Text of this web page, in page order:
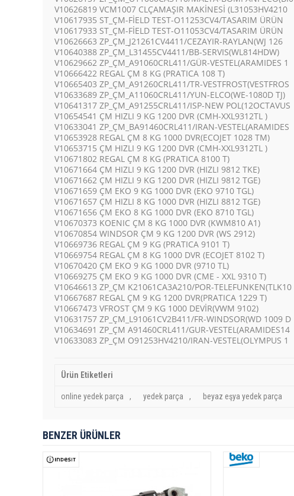
V10626819 VCM1007 CLÇAMAŞIR MAKİNESİ (L31053HV4210
V10617935 ST_ÇM-FİELD TEST-O11253CV4/TASARIM ÜRÜN
V10617933 ST_ÇM-FİELD TEST-O11053CV4/TASARIM ÜRÜN
V10626663 ZP_ÇM_J21261CV4411/CEZAYIR-RAYLAN(WJ 126
V10640388 ZP_ÇM_L31455CV4411/BB-SERVIS(WL814HDW)
V10629662 ZP_ÇM_A91060CRL411/GÜR-VESTEL(ARAMIDES 1
V10666422 REGAL ÇM 8 KG (PRATICA 108 T)
V10665403 ZP_ÇM_A91260CRL411/TR-VESTFROST(VESTFROS
V10633689 ZP_ÇM_A11060CRL411/YUN-ELCO(WE-1080D TJ)
V10641317 ZP_ÇM_A91255CRL411/ISP-NEW POL(12OCTAVUS
V10654541 ÇM HIZLI 9 KG 1200 DVR (CMH-XXL9312TL )
V10633041 ZP_ÇM_BA91460CRL411/IRAN-VESTEL(ARAMIDES
V10653928 REGAL ÇM 8 KG 1000 DVR(ECOJET 1028 TM)
V10653715 ÇM HIZLI 9 KG 1200 DVR (CMH-XXL9312TL )
V10671802 REGAL ÇM 8 KG (PRATICA 8100 T)
V10671664 ÇM HIZLI 9 KG 1200 DVR (HIZLI 9812 TKE)
V10671662 ÇM HIZLI 9 KG 1200 DVR (HIZLI 9812 TGE)
V10671659 ÇM EKO 9 KG 1000 DVR (EKO 9710 TGL)
V10671657 ÇM HIZLI 8 KG 1000 DVR (HIZLI 8812 TGE)
V10671656 ÇM EKO 8 KG 1000 DVR (EKO 8710 TGL)
V10670373 KOENIC ÇM 8 KG 1000 DVR (KWM810 A1)
V10670854 WINDSOR ÇM 9 KG 1200 DVR (WS 2912)
V10669736 REGAL ÇM 9 KG (PRATICA 9101 T)
V10669754 REGAL ÇM 8 KG 1000 DVR (ECOJET 8102 T)
V10670420 ÇM EKO 9 KG 1000 DVR (9710 TL)
V10669275 ÇM EKO 9 KG 1000 DVR (CME - XXL 9310 T)
V10646613 ZP_ÇM K21061CA3A210/POR-TELEFUNKEN(TLK10
V10667687 REGAL ÇM 9 KG 1200 DVR(PRATICA 1229 T)
V10667473 VFROST ÇM 9 KG 1000 DEVİR(VWM 9102)
V10631757 ZP_ÇM_L91061CV2B411/FR-WINDSOR(WD 1009 D
V10634691 ZP_ÇM A91460CRL411/GUR-VESTEL(ARAMIDES14
V10633083 ZP_ÇM O91253HV4210/IRAN-VESTEL(OLYMPUS 1
Ürün Etiketleri
online yedek parça , yedek parça , beyaz eşya yedek parça
BENZER ÜRÜNLER